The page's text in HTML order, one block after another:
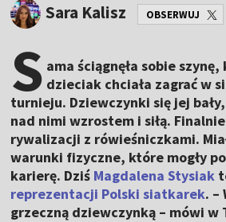
Sara Kalisz OBSERWUJ
S ama ściągnęła sobie
dzieciak chciała zagrać w
turnieju. Dziewczynki się jej
nad nimi wzrostem i siłą.
rywalizacji z rówieśniczkami.
warunki fizyczne, które mogły
karierę. Dziś Magdalena Stysiak
reprezentacji Polski siatkarek. –
grzeczną dziewczynką – mówi w